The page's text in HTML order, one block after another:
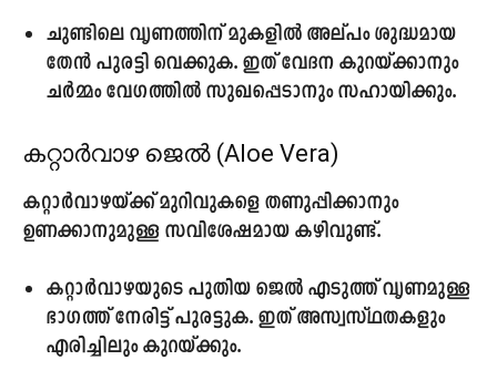
ചുണ്ടിലെ വൃണത്തിന് മുകളിൽ അല്പം ശുദ്ധമായ
തേൻ പുരട്ടി വെക്കുക. ഇത് വേദന കുറയ്ക്കാനും
ചർമ്മം വേഗത്തിൽ സുഖപ്പെടാനും സഹായിക്കും.
കറ്റാർവാഴ ജെൽ (Aloe Vera)
കറ്റാർവാഴയ്ക്ക് മുറിവുകളെ തണുപ്പിക്കാനും
ഉണക്കാനുമുള്ള സവിശേഷമായ കഴിവുണ്ട്.
കറ്റാർവാഴയുടെ പുതിയ ജെൽ എടുത്ത് വൃണമുള്ള
ഭാഗത്ത് നേരിട്ട് പുരട്ടുക. ഇത് അസ്വസ്ഥതകളും
എരിച്ചിലും കുറയ്ക്കും.